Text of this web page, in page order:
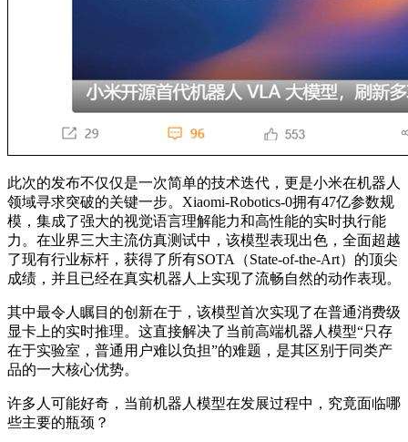
此次的发布不仅仅是一次简单的技术迭代，更是小米在机器人
领域寻求突破的关键一步。Xiaomi-Robotics-0拥有47亿参数规
模，集成了强大的视觉语言理解能力和高性能的实时执行能
力。在业界三大主流仿真测试中，该模型表现出色，全面超越
了现有行业标杆，获得了所有SOTA（State-of-the-Art）的顶尖
成绩，并且已经在真实机器人上实现了流畅自然的动作表现。
其中最令人瞩目的创新在于，该模型首次实现了在普通消费级
显卡上的实时推理。这直接解决了当前高端机器人模型“只存
在于实验室，普通用户难以负担”的难题，是其区别于同类产
品的一大核心优势。
许多人可能好奇，当前机器人模型在发展过程中，究竟面临哪
些主要的瓶颈？